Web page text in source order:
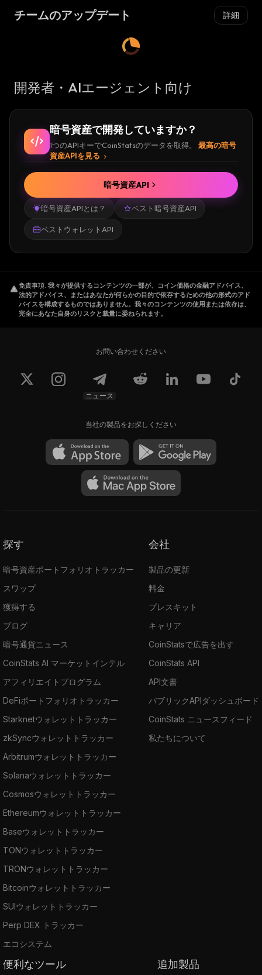
チームのアップデート 詳細
開発者・AIエージェント向け
暗号資産で開発していますか？
1つのAPIキーでCoinStatsのデータを取得。
最高の暗号
資産APIを見る
暗号資産APIとは？ ベスト暗号資産API
ベストウォレットAPI
暗号資産API
免責事項. 我々が提供するコンテンツの一部が、コイン価格の金融アドバイス、
法的アドバイス、またはあなたが何らかの目的で依存するための他の形式のアド
バイスを構成するものではありません。我々のコンテンツの使用または依存は、
完全にあなた自身のリスクと裁量に委ねられます。
お問い合わせください
ニュース
当社の製品をお探しください
探す
暗号資産ポートフォリオトラッカー
スワップ
獲得する
ブログ
暗号通貨ニュース
CoinStats AI マーケットインテル
アフィリエイトプログラム
DeFiポートフォリオトラッカー
Starknetウォレットトラッカー
zkSyncウォレットトラッカー
Arbitrumウォレットトラッカー
Solanaウォレットトラッカー
Cosmosウォレットトラッカー
Ethereumウォレットトラッカー
Baseウォレットトラッカー
TONウォレットトラッカー
TRONウォレットトラッカー
Bitcoinウォレットトラッカー
SUIウォレットトラッカー
Perp DEX トラッカー
エコシステム
会社
製品の更新
料金
プレスキット
キャリア
CoinStatsで広告を出す
CoinStats API
API文書
パブリックAPIダッシュボード
CoinStats ニュースフィード
私たちについて
便利なツール 追加製品